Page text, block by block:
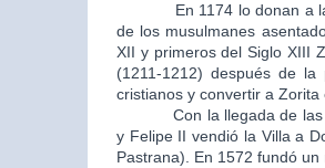
En 1174 lo donan a la
de los musulmanes
XII y primeros del Siglo XIII
(1211-1212) después de
cristianos y convertir a
Con la llegada de las
y Felipe II vendió la Villa a
Pastrana). En 1572 fundó